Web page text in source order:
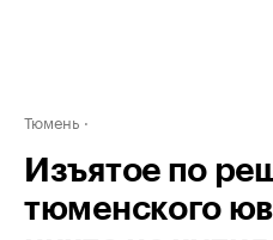
Тюмень
Изъятое по
тюменского